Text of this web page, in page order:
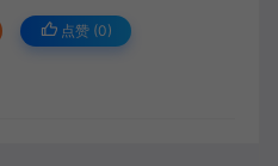
点赞 (0)